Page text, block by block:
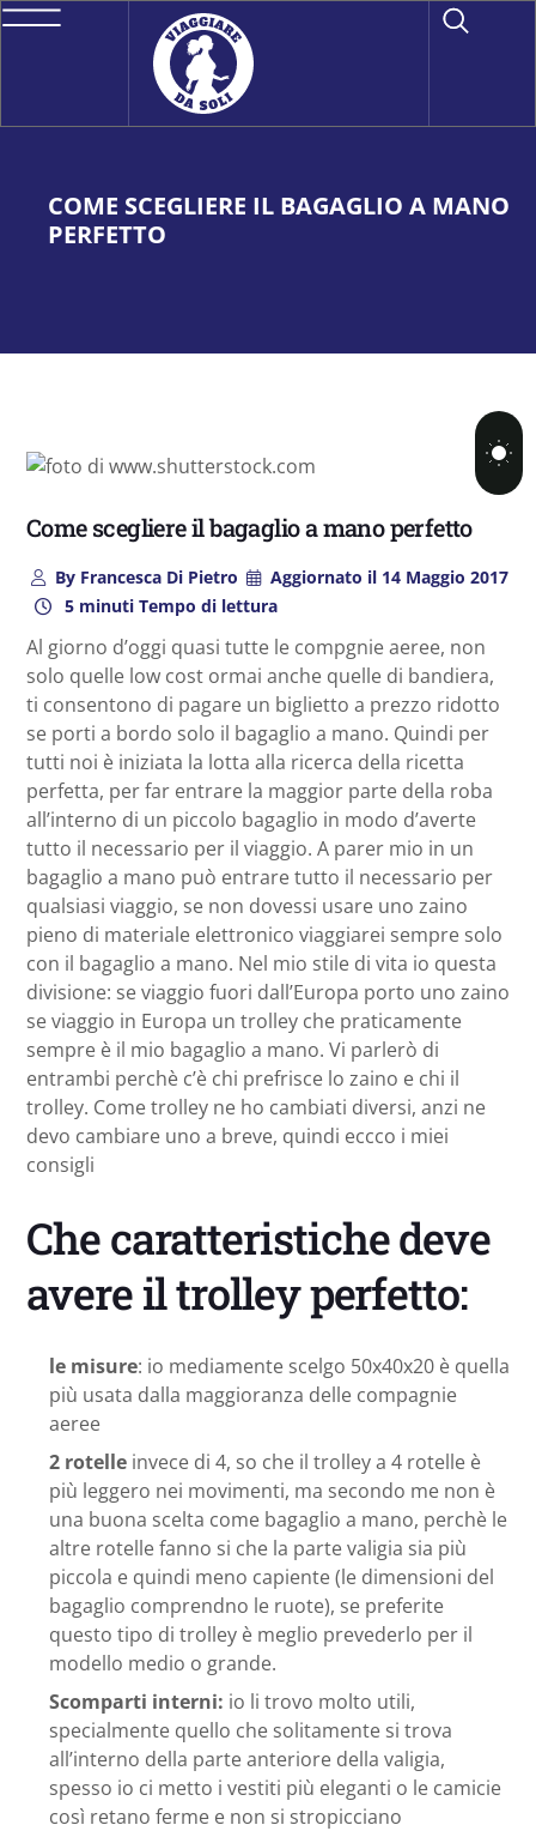
COME SCEGLIERE IL BAGAGLIO A MANO
PERFETTO
Come scegliere il bagaglio a mano perfetto
ByFrancesca Di Pietro Aggiornato il 14 Maggio 2017
5 minuti Tempo di lettura
Al giorno d’oggi quasi tutte le compgnie aeree, non
solo quelle low cost ormai anche quelle di bandiera,
ti consentono di pagare un biglietto a prezzo ridotto
se porti a bordo solo il bagaglio a mano. Quindi per
tutti noi è iniziata la lotta alla ricerca della ricetta
perfetta, per far entrare la maggior parte della roba
all’interno di un piccolo bagaglio in modo d’averte
tutto il necessario per il viaggio. A parer mio in un
bagaglio a mano può entrare tutto il necessario per
qualsiasi viaggio, se non dovessi usare uno zaino
pieno di materiale elettronico viaggiarei sempre solo
con il bagaglio a mano. Nel mio stile di vita io questa
divisione: se viaggio fuori dall’Europa porto uno zaino
se viaggio in Europa un trolley che praticamente
sempre è il mio bagaglio a mano. Vi parlerò di
entrambi perchè c’è chi prefrisce lo zaino e chi il
trolley. Come trolley ne ho cambiati diversi, anzi ne
devo cambiare uno a breve, quindi eccco i miei
consigli
Che caratteristiche deve
avere il trolley perfetto:
le misure: io mediamente scelgo 50x40x20 è quella
più usata dalla maggioranza delle compagnie
aeree
2 rotelle invece di 4, so che il trolley a 4 rotelle è
più leggero nei movimenti, ma secondo me non è
una buona scelta come bagaglio a mano, perchè le
altre rotelle fanno si che la parte valigia sia più
piccola e quindi meno capiente (le dimensioni del
bagaglio comprendno le ruote), se preferite
questo tipo di trolley è meglio prevederlo per il
modello medio o grande.
Scomparti interni: io li trovo molto utili,
specialmente quello che solitamente si trova
all’interno della parte anteriore della valigia,
spesso io ci metto i vestiti più eleganti o le camicie
così retano ferme e non si stropicciano